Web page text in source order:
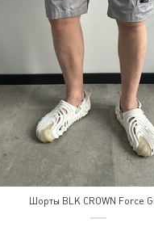
Шорты BLK CROWN Force